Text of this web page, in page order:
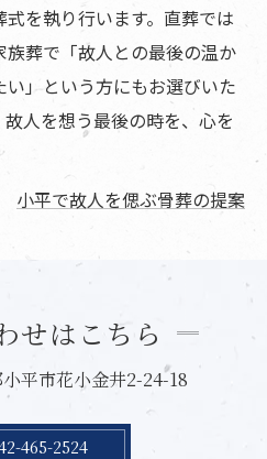
を執り行います。直葬では
葬で「故人との最後の温か
」という方にもお選びいた
人を想う最後の時を、心を
小平で故人を偲ぶ骨葬の提案
せはこちら
平市花小金井2-24-18
465-2524